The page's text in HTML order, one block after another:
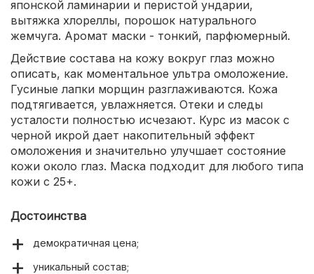
японской ламинарии и перистой ундарии,
вытяжка хлореллы, порошок натурального
жемчуга. Аромат маски - тонкий, парфюмерный.
Действие состава на кожу вокруг глаз можно
описать, как моментальное ультра омоложение.
Гусиные лапки морщин разглаживаются. Кожа
подтягивается, увлажняется. Отеки и следы
усталости полностью исчезают. Курс из масок с
черной икрой дает накопительный эффект
омоложения и значительно улучшает состояние
кожи около глаз. Маска подходит для любого типа
кожи с 25+.
Достоинства
демократичная цена;
уникальный состав;